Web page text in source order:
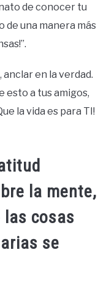
de conocer tu
de una manera más
anclar en la verdad.
esto a tus amigos,
la vida es para TI!
la mente,
las cosas
se